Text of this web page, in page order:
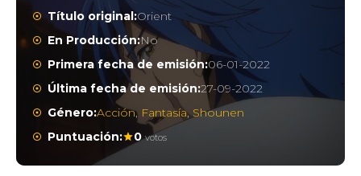
Título original:Orient
En Producción:No
Primera fecha de emisión:06-01-2022
Última fecha de emisión:27-09-2022
Género:Acción, Fantasía,Shounen
Puntuación:
0 votos